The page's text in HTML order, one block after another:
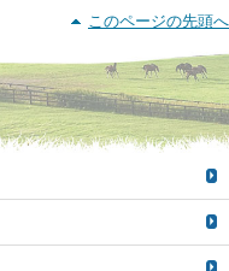
このページの先頭へ